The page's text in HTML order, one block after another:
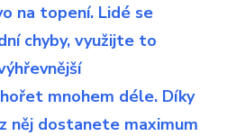
na topení. Lidé se
chyby, využijte to
mnohem déle. Díky
něj dostanete maximum